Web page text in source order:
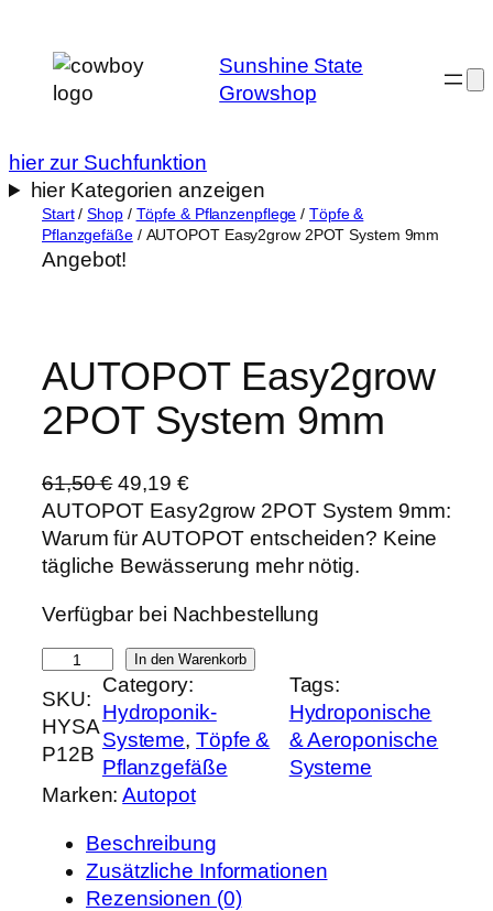
Inhalt
springen
Sunshine State
Growshop
hier zur Suchfunktion
hier Kategorien anzeigen
Start/Shop/ Töpfe & Pflanzenpflege /Töpfe &
Pflanzgefäße/ AUTOPOT Easy2grow 2POT System 9mm
Angebot!
AUTOPOT Easy2grow
2POT System 9mm
61,50€ U
r
s
p
ü
n
g
l
i
c
h
r
P
r
49,19 €A
k
t
u
l
l
e
r
P
r
e
s
i
s
AUTOPOT Easy2grow 2POT System 9mm:
Warum für AUTOPOT entscheiden? Keine
tägliche Bewässerung mehr nötig.
Verfügbar bei Nachbestellung
U
T
O
O
In den Warenkorb
SKU:
HYSA
P12B
Category:
Hydroponik-
Systeme, Töpfe &
Pflanzgefäße
Tags:
Hydroponische
& Aeroponische
Systeme
Marken:Autopot
Beschreibung
Zusätzliche Informationen
Rezensionen (0)